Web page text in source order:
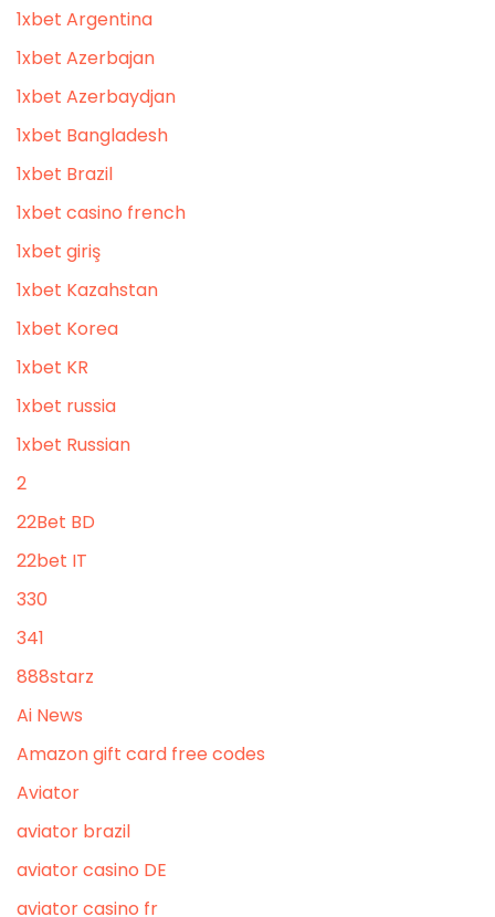
1xbet Argentina
1xbet Azerbajan
1xbet Azerbaydjan
1xbet Bangladesh
1xbet Brazil
1xbet casino french
1xbet giriş
1xbet Kazahstan
1xbet Korea
1xbet KR
1xbet russia
1xbet Russian
2
22Bet BD
22bet IT
330
341
888starz
Ai News
Amazon gift card free codes
Aviator
aviator brazil
aviator casino DE
aviator casino fr